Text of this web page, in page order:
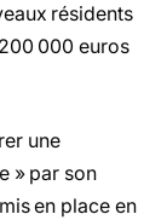
résidents
000 euros
une
» par son
en place en